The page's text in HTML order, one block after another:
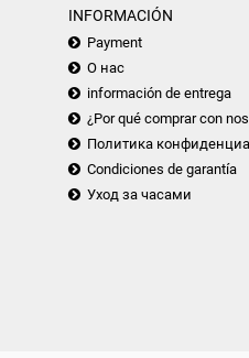
INFORMACIÓN
Payment
О нас
información de entrega
¿Por qué comprar con
Политика
Condiciones de garantía
Уход за часами